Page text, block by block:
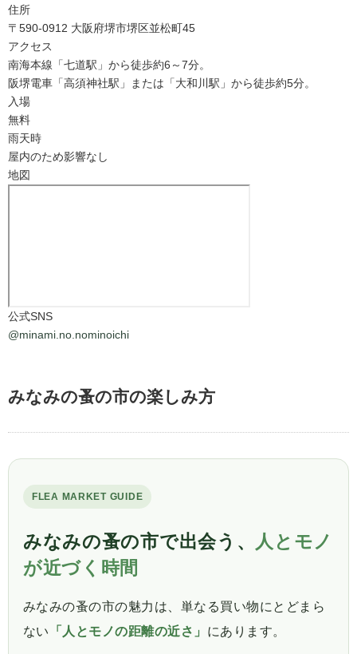
住所
〒590-0912 大阪府堺市堺区並松町45
アクセス
南海本線「七道駅」から徒歩約6～7分。
阪堺電車「高須神社駅」または「大和川駅」から徒歩約5分。
入場
無料
雨天時
屋内のため影響なし
地図
公式SNS
@minami.no.nominoichi
みなみの蚤の市の楽しみ方
FLEA MARKET GUIDE
みなみの蚤の市で出会う、
人とモノ
が近づく時間
みなみの蚤の市の魅力は、単なる買い物にとどまら
ない
「人とモノの距離の近さ」 にあります。